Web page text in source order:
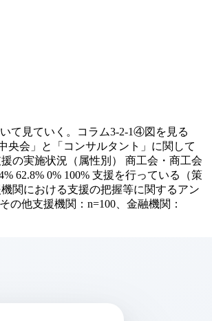
て見ていく。コラム3-2-1④図を見る
央会」と「コンサルタント」に関して
の実施状況（属性別） 商工会・商工会
62.8% 0% 100% 支援を行っている（策
関における支援の把握等に関するアン
の他支援機関：n=100、金融機関：